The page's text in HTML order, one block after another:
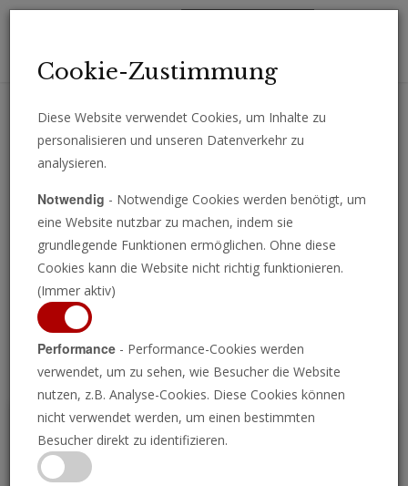
Erhalten Sie wichtige Analysen, Kommentare und Nachrichten
Programm ansehen
Cookie-Zustimmung
Diese Website verwendet Cookies, um Inhalte zu
personalisieren und unseren Datenverkehr zu
analysieren.
Notwendig - Notwendige Cookies werden benötigt, um
eine Website nutzbar zu machen, indem sie
grundlegende Funktionen ermöglichen. Ohne diese
Cookies kann die Website nicht richtig funktionieren.
(Immer aktiv)
Performance - Performance-Cookies werden
verwendet, um zu sehen, wie Besucher die Website
nutzen, z.B. Analyse-Cookies. Diese Cookies können
nicht verwendet werden, um einen bestimmten
Besucher direkt zu identifizieren.